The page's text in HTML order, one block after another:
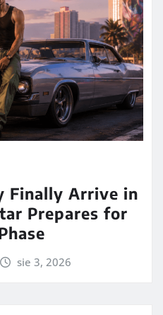
Finally Arrive in
Prepares for
sie 3, 2026